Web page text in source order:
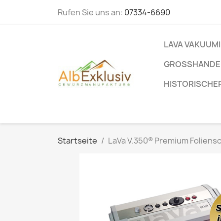
Rufen Sie uns an: 07334-6690
LAVA
Startseite LaVa V.350® Premium